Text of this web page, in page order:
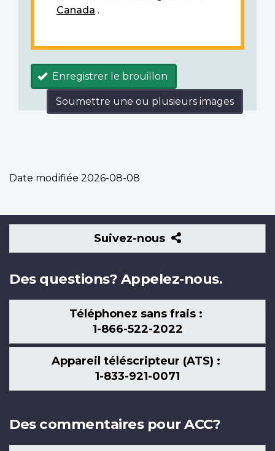
Canada .
Enregistrer le brouillon
Soumettre une ou plusieurs images
Date modifiée 2026-08-08
Suivez-nous
Suivez-
nous
Des questions? Appelez-nous.
Téléphonez sans frais :
1-866-522-2022
Appareil téléscripteur (ATS) :
1-833-921-0071
Des commentaires pour ACC?